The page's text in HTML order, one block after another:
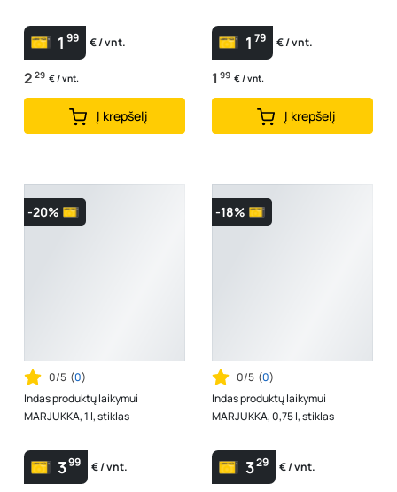
1 99 € / vnt.
2 29 € / vnt.
Į krepšelį
1 79 € / vnt.
1 99 € / vnt.
Į krepšelį
-20%
0/5 (0)
Indas produktų laikymui
MARJUKKA, 1 l, stiklas
399 € / vnt.
-18%
0/5 (0)
Indas produktų laikymui
MARJUKKA, 0,75 l, stiklas
329 € / vnt.